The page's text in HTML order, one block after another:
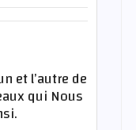
et l’autre de
qui Nous